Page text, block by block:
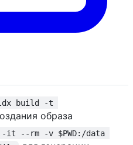
build -t
образа
-it --rm -v $PWD:/data